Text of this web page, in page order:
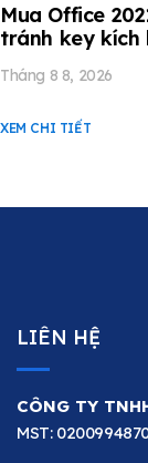
Mua Office
tránh key kích
Tháng 8 8, 2026
XEM CHI TIẾT
LIÊN HỆ
CÔNG TY
MST: